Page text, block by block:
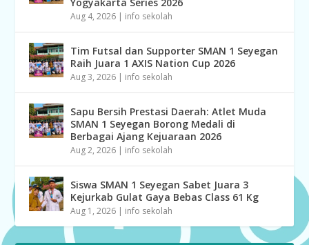
Aug 4, 2026 | info sekolah
Tim Futsal dan Supporter SMAN 1 Seyegan
Raih Juara 1 AXIS Nation Cup 2026
Aug 3, 2026 | info sekolah
Sapu Bersih Prestasi Daerah: Atlet Muda
SMAN 1 Seyegan Borong Medali di
Berbagai Ajang Kejuaraan 2026
Aug 2, 2026 | info sekolah
Siswa SMAN 1 Seyegan Sabet Juara 3
Kejurkab Gulat Gaya Bebas Class 61 Kg
Aug 1, 2026 | info sekolah